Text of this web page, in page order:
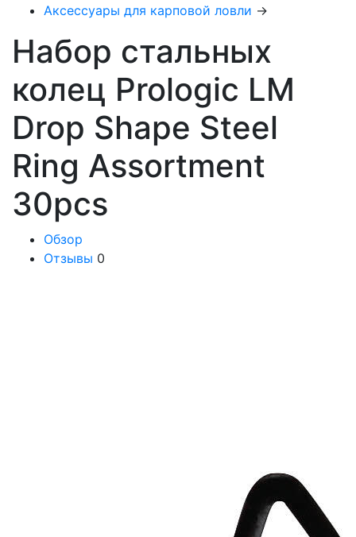
Аксессуары для карповой ловли →
Набор стальных
колец Prologic LM
Drop Shape Steel
Ring Assortment
30pcs
Обзор
Отзывы 0